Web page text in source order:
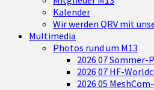
Kalender
Wir werden QRV mit
Multimedia
Photos rund um M13
2026 07 Sommer-
2026 07 HF-
2026 05